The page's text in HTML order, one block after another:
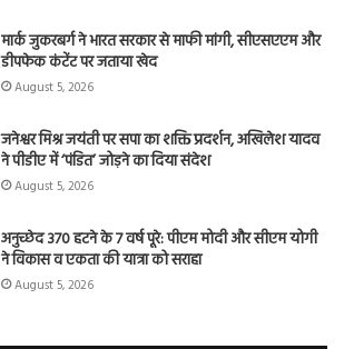
मार्क जुकरबर्ग ने भारत सरकार से माफी मांगी, सीएसएएम और
डीपफेक कंटेंट पर जताया खेद
August 5, 2026
जनेश्वर मिश्र जयंती पर सपा का शक्ति प्रदर्शन, अखिलेश यादव
ने पीडीए में ‘पंडित’ जोड़ने का दिया संदेश
August 5, 2026
अनुच्छेद 370 हटने के 7 वर्ष पूरे: पीएम मोदी और सीएम योगी
ने विकास व एकता की यात्रा को सराहा
August 5, 2026